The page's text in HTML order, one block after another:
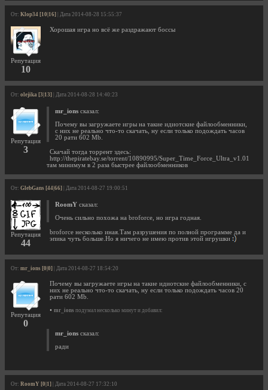
От: Klop34 [10|16] | Дата 2014-08-28 15:55:37
Репутация
10
Хорошая игра но всё же раздражают боссы
От: olejika [3|13] | Дата 2014-08-28 14:40:23
Репутация
3
mr_ions сказал:
Почему вы загружаете игры на такие идиотские файлообменники,
с них не реально что-то скачать, ну если только подождать часов
20 рати 602 Mb.
Скачай тогда торрент здесь:
http://thepiratebay.se/torrent/10890995/Super_Time_Force_Ultra_v1.01
там минимум в 2 раза быстрее файлообменников
От: GlebGans [44|66] | Дата 2014-08-27 19:00:51
Репутация
44
RoomY сказал:
Очень сильно похожа на broforce, но игра годная.
broforce несколько иная.Там разрушения по полной программе да и
эпика чуть больше.Но я ничего не имею против этой игрушки
От: mr_ions [0|0] | Дата 2014-08-27 18:54:20
Репутация
0
Почему вы загружаете игры на такие идиотские файлообменники, с
них не реально что-то скачать, ну если только подождать часов 20
рати 602 Mb.
• mr_ions подумал несколько минут и добавил:
mr_ions сказал:
ради
От: RoomY [0|1] | Дата 2014-08-27 17:32:10